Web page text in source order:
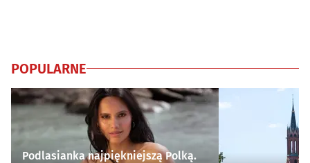
POPULARNE
Podlasianka najpiękniejszą Polką.